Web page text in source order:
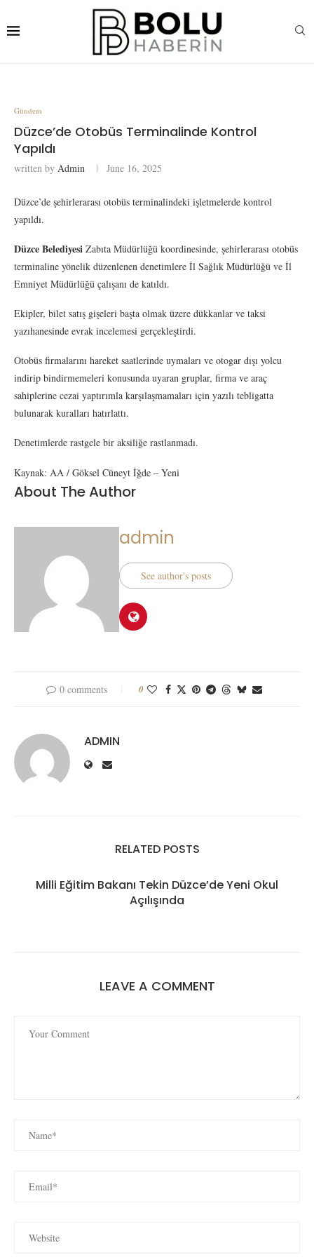
Gündem
Düzce’de Otobüs Terminalinde Kontrol
Yapıldı
written by Admin June 16, 2025
Düzce’de şehirlerarası otobüs terminalindeki işletmelerde kontrol
yapıldı.
Düzce Belediyesi Zabıta Müdürlüğü koordinesinde, şehirlerarası otobüs
terminaline yönelik düzenlenen denetimlere İl Sağlık Müdürlüğü ve İl
Emniyet Müdürlüğü çalışanı de katıldı.
Ekipler, bilet satış gişeleri başta olmak üzere dükkanlar ve taksi
yazıhanesinde evrak incelemesi gerçekleştirdi.
Otobüs firmalarını hareket saatlerinde uymaları ve otogar dışı yolcu
indirip bindirmemeleri konusunda uyaran gruplar, firma ve araç
sahiplerine cezai yaptırımla karşılaşmamaları için yazılı tebligatta
bulunarak kuralları hatırlattı.
Denetimlerde rastgele bir aksiliğe rastlanmadı.
Kaynak: AA / Göksel Cüneyt İğde – Yeni
About The Author
admin
See author's posts
0 comments 0
ADMIN
RELATED POSTS
Milli Eğitim Bakanı Tekin Düzce’de Yeni Okul
Açılışında
LEAVE A COMMENT